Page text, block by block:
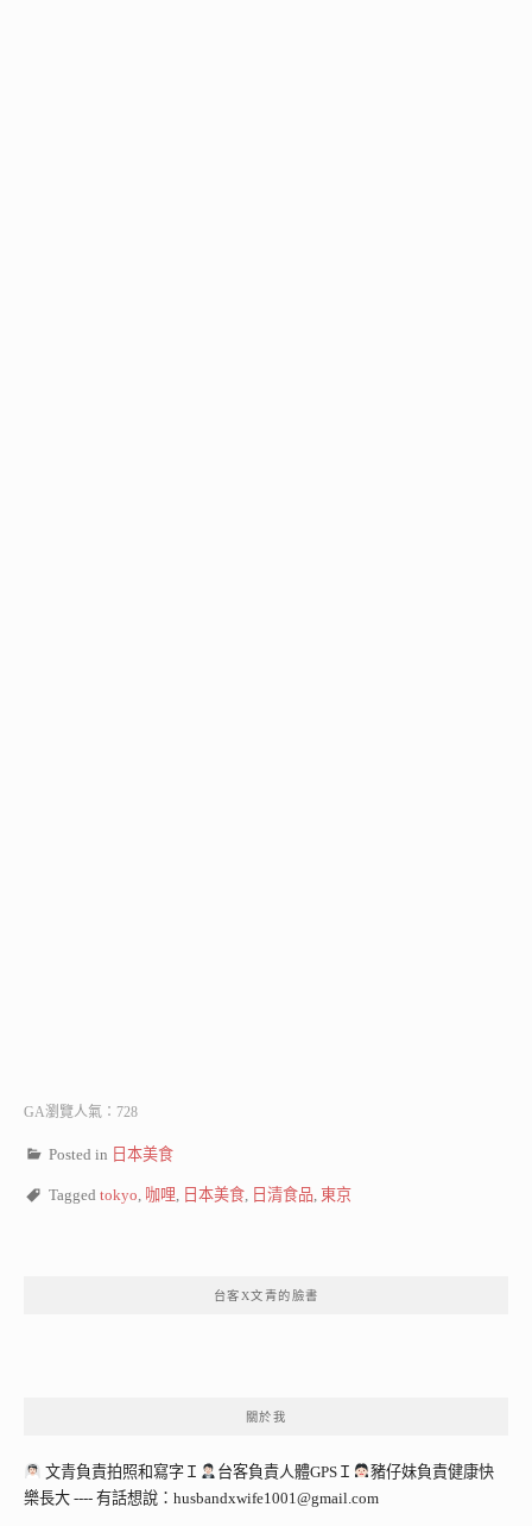
GA瀏覽人氣：728
Posted in 日本美食
Tagged tokyo, 咖哩, 日本美食, 日清食品, 東京
台客X文青的臉書
關於我
文青負責拍照和寫字Ｉ 台客負責人體GPSＩ
豬仔妹負責健康快
樂長大 ---- 有話想說： husbandxwife1001@gmail.com